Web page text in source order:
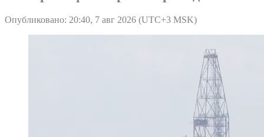
Опубликовано: 20:40, 7 авг 2026 (UTC+3 MSK)